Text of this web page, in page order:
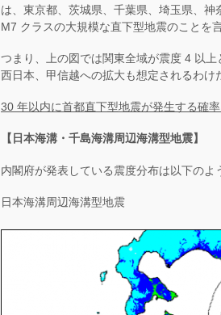
は、東京都、茨城県、千葉県、埼玉県、
M7 クラスの大規模な直下型地震のことを言
つまり、上の図では関東全域が震度 4 以
西日本、甲信越への拡大も想定されるわけ
30 年以内に首都直下型地震が発生する確
【日本海溝・千島海溝周辺海溝型地震】
内閣府が発表している震度分布は以下のよ
日本海溝周辺海溝型地震